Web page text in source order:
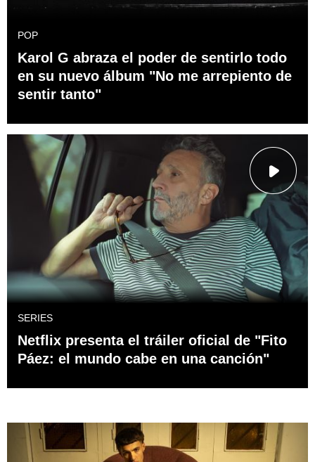
POP
Karol G abraza el poder de sentirlo todo
en su nuevo álbum "No me arrepiento de
sentir tanto"
SERIES
Netflix presenta el tráiler oficial de "Fito
Páez: el mundo cabe en una canción"